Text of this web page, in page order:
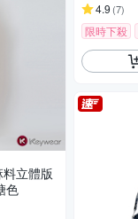
立體版
色
4.9 (7)
限時下殺